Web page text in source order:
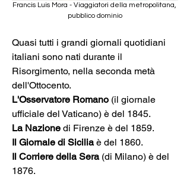
Francis Luis Mora - Viaggiatori della metropolitana,
pubblico dominio
Quasi tutti i grandi giornali quotidiani
italiani sono nati durante il
Risorgimento, nella seconda metà
dell'Ottocento.
L'Osservatore Romano (il giornale
ufficiale del Vaticano) è del 1845.
La Nazione di Firenze è del 1859.
Il Giornale di Sicilia è del 1860.
Il Corriere della Sera (di Milano) è del
1876.